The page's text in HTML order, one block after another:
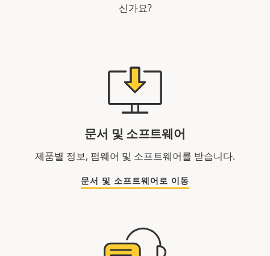
신가요?
문서 및 소프트웨어
제품별 정보, 펌웨어 및 소프트웨어를 받습니다.
문서 및 소프트웨어로 이동